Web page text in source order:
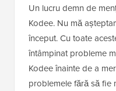
Un lucru demn de
Kodee. Nu mă
început. Cu toate
întâmpinat probleme
Kodee înainte de a
problemele fără să fie